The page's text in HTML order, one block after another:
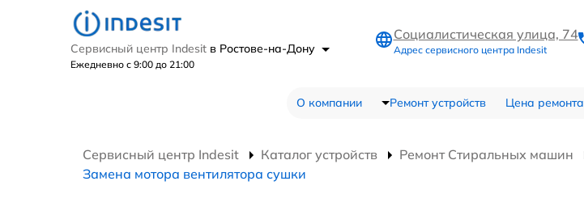
Сервисный центр Indesit в Ростове-на-Дону
Ежедневно с 9:00 до 21:00
Социалистическая улица, 74
Адрес сервисного центра Indesit
О компании Ремонт устройств Цена ремонта
Сервисный центр Indesit Каталог устройств Ремонт Стиральных машин
Замена мотора вентилятора сушки